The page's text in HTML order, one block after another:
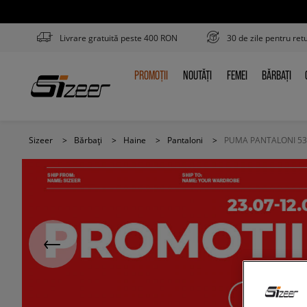
Livrare gratuită peste 400 RON 30 de zile pentru
PROMOȚII
PROMOȚII NOUTĂȚI
NOUTĂȚI FEMEI
FEMEI BĂRBAȚI
BĂRBAȚI
Sizeer > Bărbați > Haine > Pantaloni > PUMA PANTALONI